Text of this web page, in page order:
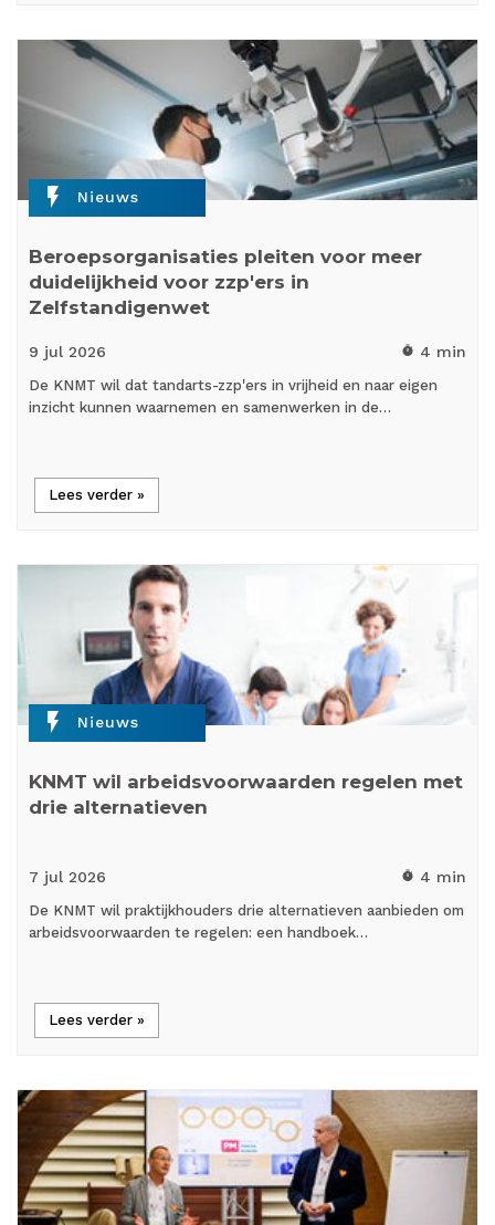
flash_on Nieuws
Beroepsorganisaties pleiten voor meer
duidelijkheid voor zzp'ers in
Zelfstandigenwet
9 jul 2026 timer 4 min
De KNMT wil dat tandarts-zzp'ers in vrijheid en naar eigen
inzicht kunnen waarnemen en samenwerken in de…
Lees verder »
flash_on Nieuws
KNMT wil arbeidsvoorwaarden regelen met
drie alternatieven
7 jul 2026 timer 4 min
De KNMT wil praktijkhouders drie alternatieven aanbieden om
arbeidsvoorwaarden te regelen: een handboek…
Lees verder »